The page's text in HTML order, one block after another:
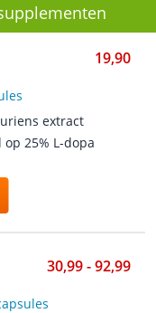
19,90
extract
25% L-dopa
30,99 - 92,99